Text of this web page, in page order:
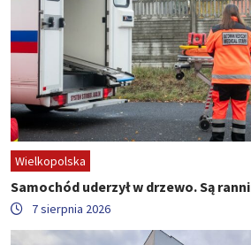
Wielkopolska
Samochód uderzył w drzewo. Są ranni
7 sierpnia 2026